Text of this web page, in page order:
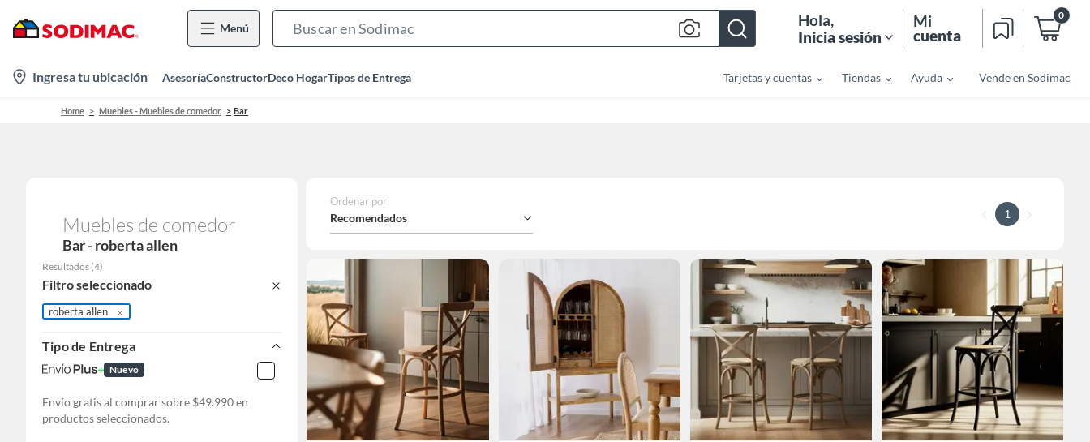
Menú
Bar
Hola,
Inicia sesión
Mi
cuenta
0
location-
icon
Ingresa tu ubicación AsesoríaConstructorDeco HogarTipos de Entrega Tarjetas y cuentas Tiendas Ayuda Vende en Sodimac
Home Muebles - Muebles de comedor Bar
Muebles de comedor
Bar - roberta allen
Resultados (4)
Filtro seleccionado
roberta allen
Tipo de Entrega
Nuevo
Envío gratis al comprar sobre $49.990 en
productos seleccionados.
Ordenar por:
Recomendados 1